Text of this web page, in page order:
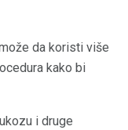
da koristi više
kako bi
i druge